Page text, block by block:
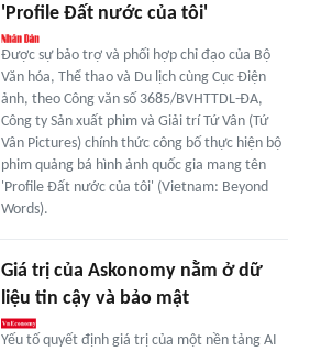
'Profile Đất nước của tôi'
Được sự bảo trợ và phối hợp chỉ đạo của Bộ
Văn hóa, Thể thao và Du lịch cùng Cục Điện
ảnh, theo Công văn số 3685/BVHTTDL-ĐA,
Công ty Sản xuất phim và Giải trí Tứ Vân (Tứ
Vân Pictures) chính thức công bố thực hiện bộ
phim quảng bá hình ảnh quốc gia mang tên
'Profile Đất nước của tôi' (Vietnam: Beyond
Words).
Giá trị của Askonomy nằm ở dữ
liệu tin cậy và bảo mật
Yếu tố quyết định giá trị của một nền tảng AI